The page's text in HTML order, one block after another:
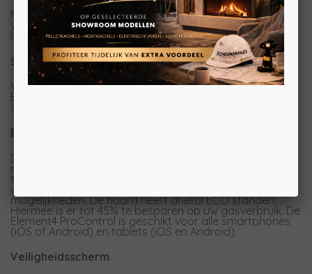
Met de Real flame burner zorg voor een zeer realistisch
vuurbeeld. In combinatie met de natuurgetrouwe
houtstammen ontstaat er zo een schitterend houtvuur.
Standaard afstandsbediening
Voor optimaal comfort worden de haarden van
Element4 geleverd met een afstandsbediening. Zo kan jij
genieten van de sfeervolle haard, zo vanaf de bank.
Element4 ProControl
De Element4 ProControl set maakt het mogelijk één of
meerdere haarden te bedienen met uw smartphone of
tablet
de afstandsbediening, echter biedt de app meer
mogelijkheden. De haard heeft drietal ECO standen.
Hiermee is er tot 45% te besparen op uw gasverbruik. De
Element4 ProControl is geschikt voor alle smartphones
(iOS of Android) en tablets (iOS en Android).
Veiligheidsscherm